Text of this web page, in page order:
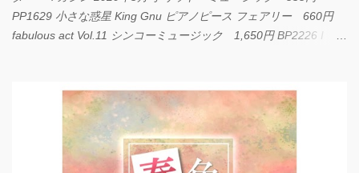
PP1629 小さな惑星 King Gnu ピアノピース フェアリー 660円
fabulous act Vol.11 シンコーミュージック 1,650円 BP2226 I